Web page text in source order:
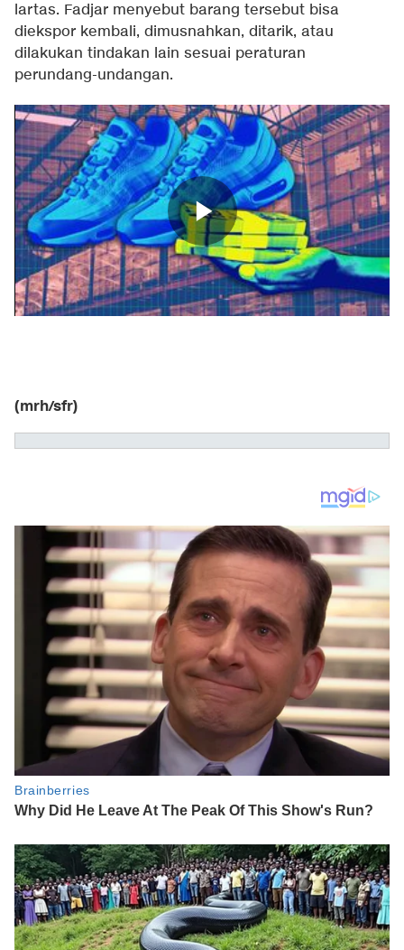
lartas. Fadjar menyebut barang tersebut bisa
diekspor kembali, dimusnahkan, ditarik, atau
dilakukan tindakan lain sesuai peraturan
perundang-undangan.
(mrh/sfr)